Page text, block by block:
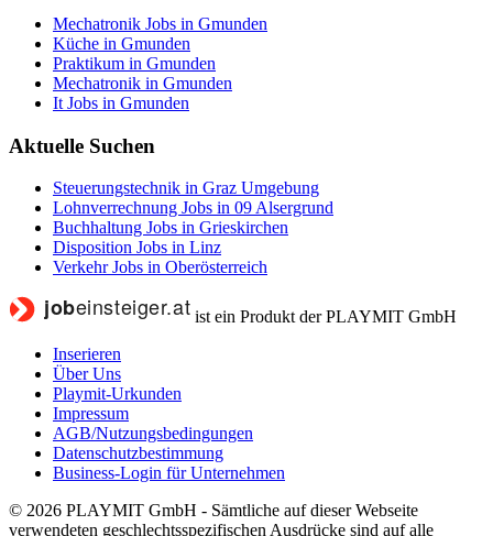
Mechatronik Jobs in Gmunden
Küche in Gmunden
Praktikum in Gmunden
Mechatronik in Gmunden
It Jobs in Gmunden
Aktuelle Suchen
Steuerungstechnik in Graz Umgebung
Lohnverrechnung Jobs in 09 Alsergrund
Buchhaltung Jobs in Grieskirchen
Disposition Jobs in Linz
Verkehr Jobs in Oberösterreich
ist ein Produkt der PLAYMIT GmbH
Inserieren
Über Uns
Playmit-Urkunden
Impressum
AGB/Nutzungsbedingungen
Datenschutzbestimmung
Business-Login für Unternehmen
© 2026 PLAYMIT GmbH - Sämtliche auf dieser Webseite
verwendeten geschlechtsspezifischen Ausdrücke sind auf alle